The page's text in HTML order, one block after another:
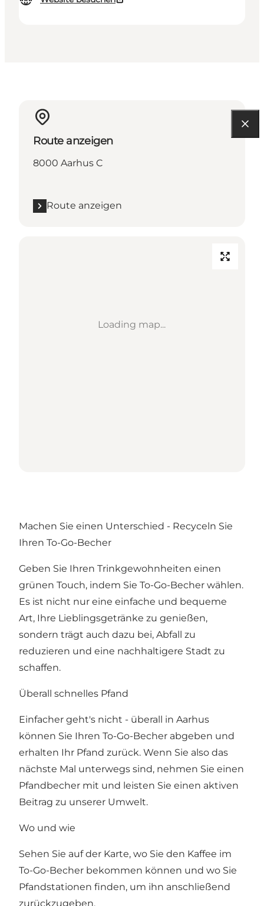
Route anzeigen
8000 Aarhus C
Route anzeigen
Loading map...
Machen Sie einen Unterschied - Recyceln Sie
Ihren To-Go-Becher
Geben Sie Ihren Trinkgewohnheiten einen
grünen Touch, indem Sie To-Go-Becher wählen.
Es ist nicht nur eine einfache und bequeme
Art, Ihre Lieblingsgetränke zu genießen,
sondern trägt auch dazu bei, Abfall zu
reduzieren und eine nachhaltigere Stadt zu
schaffen.
Überall schnelles Pfand
Einfacher geht's nicht - überall in Aarhus
können Sie Ihren To-Go-Becher abgeben und
erhalten Ihr Pfand zurück. Wenn Sie also das
nächste Mal unterwegs sind, nehmen Sie einen
Pfandbecher mit und leisten Sie einen aktiven
Beitrag zu unserer Umwelt.
Wo und wie
Sehen Sie auf der Karte, wo Sie den Kaffee im
To-Go-Becher bekommen können und wo Sie
Pfandstationen finden, um ihn anschließend
zurückzugeben.